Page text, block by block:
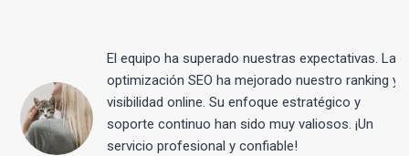
El equipo ha superado nuestras expectativas. La
optimización SEO ha mejorado nuestro ranking y
visibilidad online. Su enfoque estratégico y
soporte continuo han sido muy valiosos. ¡Un
servicio profesional y confiable!